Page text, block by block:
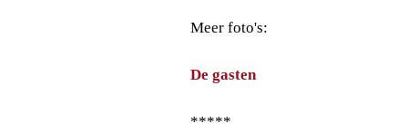
Meer foto's:
De gasten
*****